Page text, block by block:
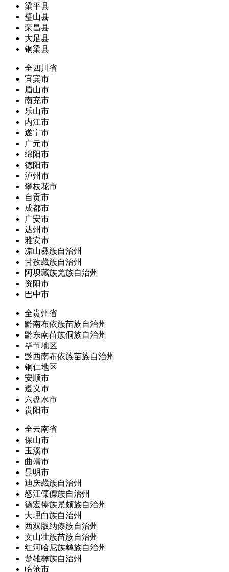
梁平县
璧山县
荣昌县
大足县
铜梁县
全四川省
宜宾市
眉山市
南充市
乐山市
内江市
遂宁市
广元市
绵阳市
德阳市
泸州市
攀枝花市
自贡市
成都市
广安市
达州市
雅安市
凉山彝族自治州
甘孜藏族自治州
阿坝藏族羌族自治州
资阳市
巴中市
全贵州省
黔南布依族苗族自治州
黔东南苗族侗族自治州
毕节地区
黔西南布依族苗族自治州
铜仁地区
安顺市
遵义市
六盘水市
贵阳市
全云南省
保山市
玉溪市
曲靖市
昆明市
迪庆藏族自治州
怒江傈僳族自治州
德宏傣族景颇族自治州
大理白族自治州
西双版纳傣族自治州
文山壮族苗族自治州
红河哈尼族彝族自治州
楚雄彝族自治州
临沧市